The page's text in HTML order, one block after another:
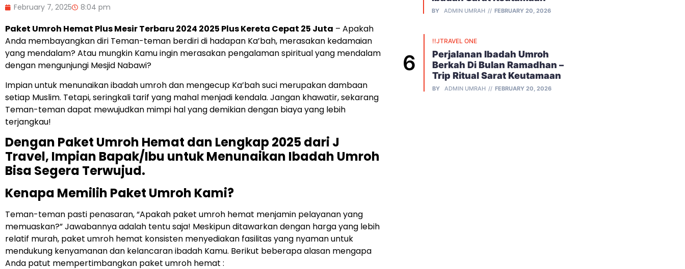
February 7, 2025 8:04 pm
Paket Umroh Hemat Plus Mesir Terbaru 2024 2025 Plus Kereta Cepat 25 Juta – Apakah
Anda membayangkan diri Teman-teman berdiri di hadapan Ka’bah, merasakan kedamaian
yang mendalam? Atau mungkin Kamu ingin merasakan pengalaman spiritual yang mendalam
dengan mengunjungi Mesjid Nabawi?
Impian untuk menunaikan ibadah umroh dan mengecup Ka’bah suci merupakan dambaan
setiap Muslim. Tetapi, seringkali tarif yang mahal menjadi kendala. Jangan khawatir, sekarang
Teman-teman dapat mewujudkan mimpi hal yang demikian dengan biaya yang lebih
terjangkau!
Dengan Paket Umroh Hemat dan Lengkap 2025 dari J
Travel, Impian Bapak/Ibu untuk Menunaikan Ibadah Umroh
Bisa Segera Terwujud.
Kenapa Memilih Paket Umroh Kami?
Teman-teman pasti penasaran, “Apakah paket umroh hemat menjamin pelayanan yang
memuaskan?” Jawabannya adalah tentu saja! Meskipun ditawarkan dengan harga yang lebih
relatif murah, paket umroh hemat konsisten menyediakan fasilitas yang nyaman untuk
mendukung kenyamanan dan kelancaran ibadah Kamu. Berikut beberapa alasan mengapa
Anda patut mempertimbangkan paket umroh hemat :
BY ADMIN UMRAH FEBRUARY 20, 2026
!!JTRAVEL ONE
Perjalanan Ibadah Umroh
Berkah Di Bulan Ramadhan –
Trip Ritual Sarat Keutamaan
BY ADMIN UMRAH FEBRUARY 20, 2026